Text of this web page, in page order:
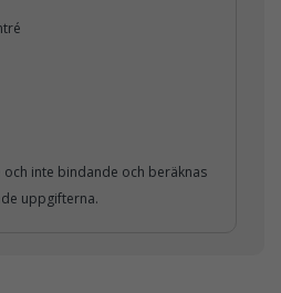
och inte bindande och beräknas
uppgifterna.